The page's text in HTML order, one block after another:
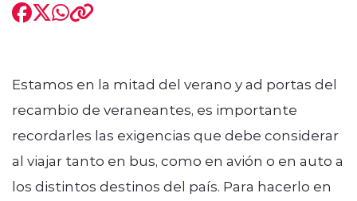
Entrevistas
Estamos en la mitad del verano y ad portas del
recambio de veraneantes, es importante
recordarles las exigencias que debe considerar
al viajar tanto en bus, como en avión o en auto a
los distintos destinos del país. Para hacerlo en